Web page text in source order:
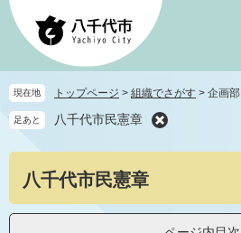
ペ
先
頭
メ
を
飛
文
へ
現在地 トップページ > 組織でさがす > 企画部
足あと 八千代市民憲章
八千代市民憲章